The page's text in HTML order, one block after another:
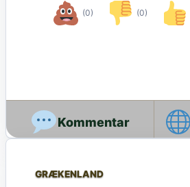
(0) (0)
GRÆKENLAND